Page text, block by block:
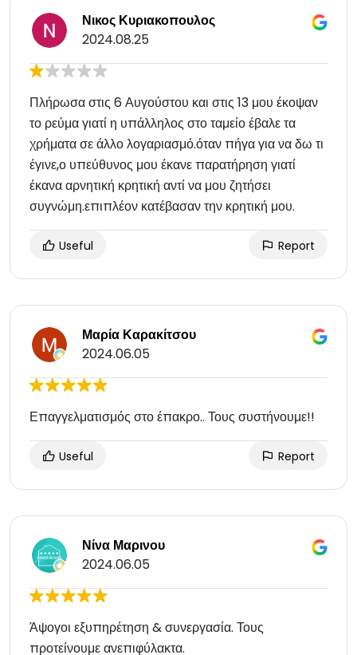
Νικος Κυριακοπουλος
2024.08.25
Πλήρωσα στις 6 Αυγούστου και στις 13 μου έκοψαν
το ρεύμα γιατί η υπάλληλος στο ταμείο έβαλε τα
χρήματα σε άλλο λογαριασμό.όταν πήγα για να δω τι
έγινε,ο υπεύθυνος μου έκανε παρατήρηση γιατί
έκανα αρνητική κρητική αντί να μου ζητήσει
συγνώμη.επιπλέον κατέβασαν την κρητική μου.
Useful Report
Μαρία Καρακίτσου
2024.06.05
Επαγγελματισμός στο έπακρο.. Τους συστήνουμε!!
Useful Report
Νίνα Μαρινου
2024.06.05
Άψογοι εξυπηρέτηση & συνεργασία. Τους
προτείνουμε ανεπιφύλακτα.